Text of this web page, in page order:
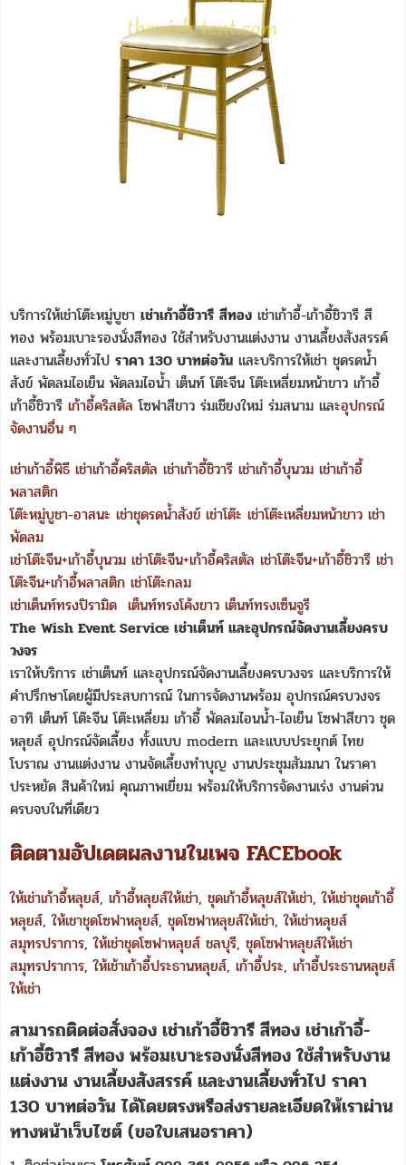
บริการให้เช่าโต๊ะหมู่บูชา เช่าเก้าอี้ชิวารี สีทอง เช่าเก้าอี้-เก้าอี้ชิวารี สี
ทอง พร้อมเบาะรองนั่งสีทอง ใช้สำหรับงานแต่งงาน งานเลี้ยงสังสรรค์
และงานเลี้ยงทั่วไป ราคา 130 บาทต่อวัน และบริการให้เช่า ชุดรดน้ำ
สังข์ พัดลมไอเย็น พัดลมไอน้ำ เต็นท์ โต๊ะจีน โต๊ะเหลี่ยมหน้าขาว เก้าอี้
เก้าอี้ชิวารี เก้าอี้คริสตัล โซฟาสีขาว ร่มเชียงใหม่ ร่มสนาม และอุปกรณ์
จัดงานอื่น ๆ
เช่าเก้าอี้พิธี เช่าเก้าอี้คริสตัล เช่าเก้าอี้ชิวารี เช่าเก้าอี้บุนวม เช่าเก้าอี้
พลาสติก
โต๊ะหมู่บูชา-อาสนะ เช่าชุดรดน้ำสังข์ เช่าโต๊ะ เช่าโต๊ะเหลี่ยมหน้าขาว เช่า
พัดลม
เช่าโต๊ะจีน+เก้าอี้บุนวม เช่าโต๊ะจีน+เก้าอี้คริสตัล เช่าโต๊ะจีน+เก้าอี้ชิวารี เช่า
โต๊ะจีน+เก้าอี้พลาสติก เช่าโต๊ะกลม
เช่าเต็นท์ทรงปิรามิด เต็นท์ทรงโค้งขาว เต็นท์ทรงเซ็นจูรี
The Wish Event Service เช่าเต็นท์ และอุปกรณ์จัดงานเลี้ยงครบ
วงจร
เราให้บริการ เช่าเต็นท์ และอุปกรณ์จัดงานเลี้ยงครบวงจร และบริการให้
คำปรึกษาโดยผู้มีประสบการณ์ ในการจัดงานพร้อม อุปกรณ์ครบวงจร
อาทิ เต็นท์ โต๊ะจีน โต๊ะเหลี่ยม เก้าอี้ พัดลมไอนน้ำ-ไอเย็น โซฟาสีขาว ชุด
หลุยส์ อุปกรณ์จัดเลี้ยง ทั้งแบบ modern และแบบประยุกต์ ไทย
โบราณ งานแต่งงาน งานจัดเลี้ยงทำบุญ งานประชุมสัมมนา ในราคา
ประหยัด สินค้าใหม่ คุณภาพเยี่ยม พร้อมให้บริการจัดงานเร่ง งานด่วน
ครบจบในที่เดียว
ติดตามอัปเดตผลงานในเพจ FACEbook
ให้เช่าเก้าอี้หลุยส์, เก้าอี้หลุยส์ให้เช่า, ชุดเก้าอี้หลุยส์ให้เช่า, ให้เช่าชุดเก้าอี้
หลุยส์, ให้เชาชุดโซฟาหลุยส์, ชุดโซฟาหลุยส์ให้เช่า, ให้เช่าหลุยส์
สมุทรปราการ, ให้เช่าชุดโซฟาหลุยส์ ชลบุรี, ชุดโซฟาหลุยส์ให้เช่า
สมุทรปราการ, ให้เช้าเก้าอี้ประธานหลุยส์, เก้าอี้ประ, เก้าอี้ประธานหลุยส์
ให้เช่า
สามารถติดต่อสั่งจองเช่าเก้าอี้ชิวารี สีทองเช่าเก้าอี้-
เก้าอี้ชิวารี สีทอง พร้อมเบาะรองนั่งสีทอง ใช้สำหรับงาน
แต่งงาน งานเลี้ยงสังสรรค์ และงานเลี้ยงทั่วไป ราคา
130 บาทต่อวันได้โดยตรงหรือส่งรายละเอียดให้เราผ่าน
ทางหน้าเว็บไซต์ (ขอใบเสนอราคา)